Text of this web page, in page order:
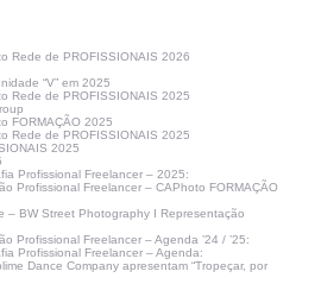
Rede de PROFISSIONAIS 2026
“V” em 2025
Rede de PROFISSIONAIS 2025
FORMAÇÃO 2025
Rede de PROFISSIONAIS 2025
2025
Profissional Freelancer – 2025:
Profissional Freelancer – CAPhoto FORMAÇÃO
– BW Street Photography I Representação
Profissional Freelancer – Agenda ’24 / ’25:
Profissional Freelancer – Agenda:
Dance Company apresentam “Tropeçar, por